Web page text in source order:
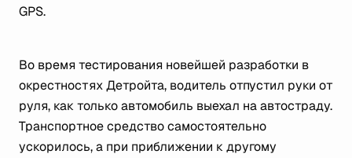
GPS.
Во время тестирования новейшей разработки в
окрестностях Детройта, водитель отпустил руки от
руля, как только автомобиль выехал на автостраду.
Транспортное средство самостоятельно
ускорилось, а при приближении к другому